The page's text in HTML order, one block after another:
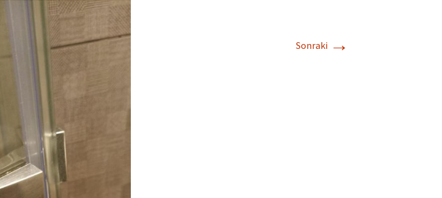
Sonraki →